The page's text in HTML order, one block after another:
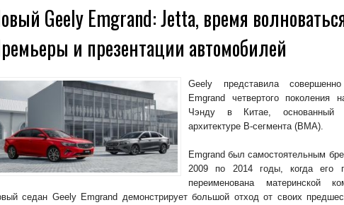
Geely Emgrand: Jetta, время
и презентации автомобилей
Geely представила
Emgrand четвертого поколения
Чэнду в Китае, основанный
архитектуре B-сегмента (BMA).
Emgrand был самостоятельным
2009 по 2014 годы, когда его
переименована материнской
седан Geely Emgrand демонстрирует большой отход от своих